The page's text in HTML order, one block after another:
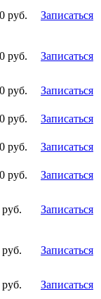
руб. Записаться
руб. Записаться
руб.
Записаться
руб.
Записаться
руб.
Записаться
руб.
Записаться
Записаться
Записаться
Записаться